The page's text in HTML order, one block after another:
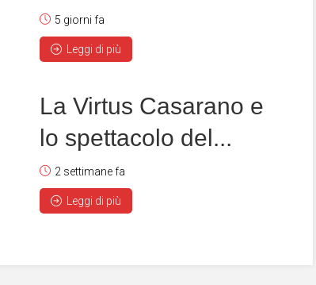
5 giorni fa
Leggi di più
La Virtus Casarano e
lo spettacolo del...
2 settimane fa
Leggi di più